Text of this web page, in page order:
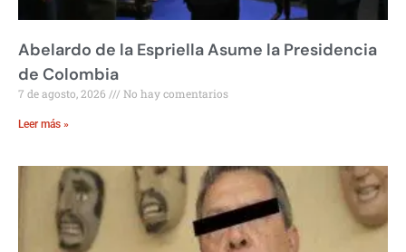
Abelardo de la Espriella Asume la Presidencia
de Colombia
7 de agosto, 2026 No hay comentarios
Leer más »